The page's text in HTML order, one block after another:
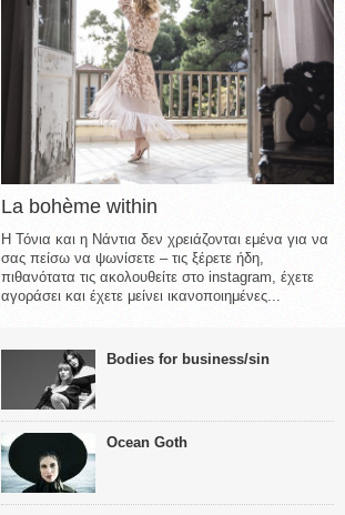
La bohème within
Η Τόνια και η Νάντια δεν χρειάζονται εμένα για να
σας πείσω να ψωνίσετε – τις ξέρετε ήδη,
πιθανότατα τις ακολουθείτε στο instagram, έχετε
αγοράσει και έχετε μείνει ικανοποιημένες...
Bodies for business/sin
Ocean Goth